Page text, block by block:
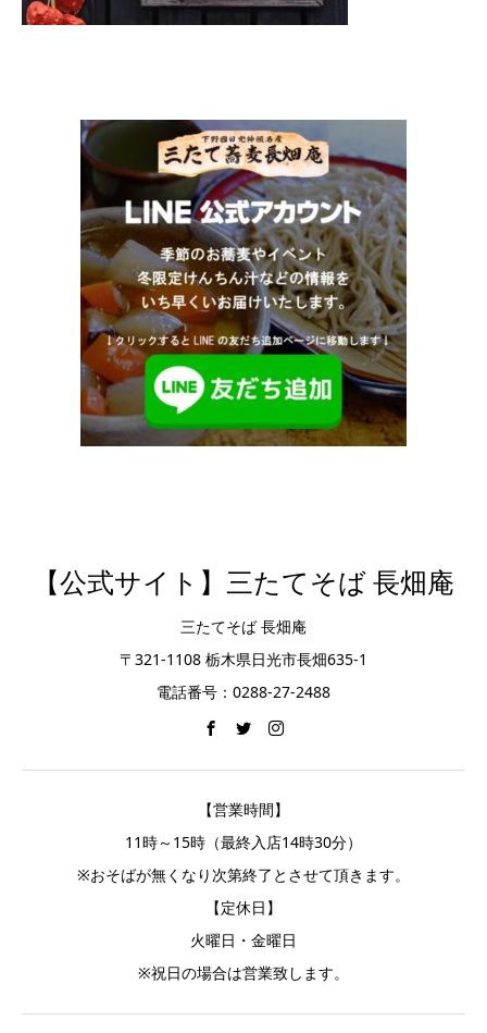
【公式サイト】三たてそば 長畑庵
三たてそば 長畑庵
〒321-1108 栃木県日光市長畑635-1
電話番号：0288-27-2488
【営業時間】
11時～15時（最終入店14時30分）
※おそばが無くなり次第終了とさせて頂きます。
【定休日】
火曜日・金曜日
※祝日の場合は営業致します。